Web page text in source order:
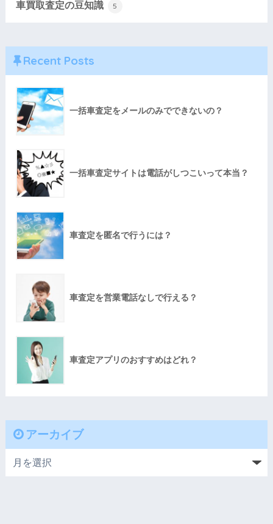
車買取査定の豆知識 5
Recent Posts
一括車査定をメールのみでできないの？
一括車査定サイトは電話がしつこいって本当？
車査定を匿名で行うには？
車査定を営業電話なしで行える？
車査定アプリのおすすめはどれ？
アーカイブ